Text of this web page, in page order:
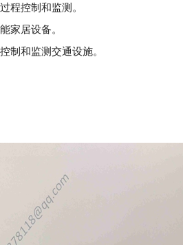
程控制和监测。
家居设备。
制和监测交通设施。